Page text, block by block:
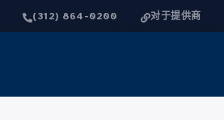
(312) 864-0200 对于提供商